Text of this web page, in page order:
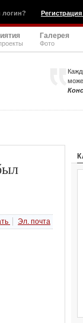
Галерея
Фото
Эл. почта